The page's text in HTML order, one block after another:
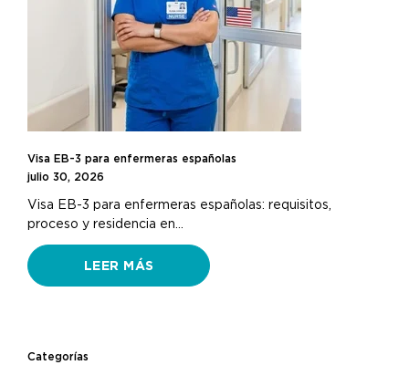
Visa EB-3 para enfermeras españolas
julio 30, 2026
Visa EB-3 para enfermeras españolas: requisitos,
proceso y residencia en…
LEER MÁS
Categorías